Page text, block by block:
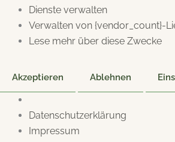
Dienste verwalten
Verwalten von {vendor_count}-
Lese mehr über diese Zwecke
Akzeptieren Ablehnen
Datenschutzerklärung
Impressum